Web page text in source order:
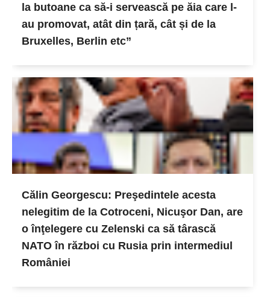
la butoane ca să-i servească pe ăia care l-
au promovat, atât din țară, cât și de la
Bruxelles, Berlin etc”
Călin Georgescu: Preşedintele acesta
nelegitim de la Cotroceni, Nicuşor Dan, are
o înţelegere cu Zelenski ca să târască
NATO în război cu Rusia prin intermediul
României